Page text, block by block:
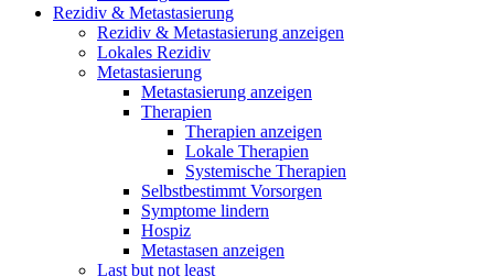
Rezidiv & Metastasierung
Rezidiv & Metastasierung anzeigen
Lokales Rezidiv
Metastasierung
Metastasierung anzeigen
Therapien
Therapien anzeigen
Lokale Therapien
Systemische Therapien
Selbstbestimmt Vorsorgen
Symptome lindern
Hospiz
Metastasen anzeigen
Last but not least